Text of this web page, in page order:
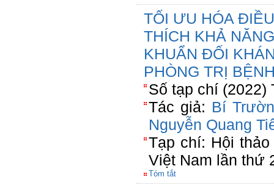
TỐI ƯU HÓA
THÍCH KHẢ
KHUẨN ĐỐI
PHÒNG TRỊ
Số tạp chí (2022)
Tác giả: Bí
Nguyễn Quang
Tạp chí: Hội
Việt Nam lần thứ
Tóm tắt